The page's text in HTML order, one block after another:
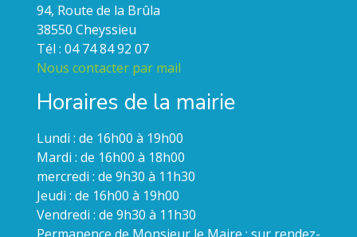
94, Route de la Brûla
38550 Cheyssieu
Tél : 04 74 84 92 07
Nous contacter par mail
Horaires de la mairie
Lundi : de 16h00 à 19h00
Mardi : de 16h00 à 18h00
mercredi : de 9h30 à 11h30
Jeudi : de 16h00 à 19h00
Vendredi : de 9h30 à 11h30